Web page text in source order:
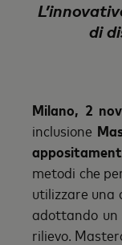
di
Milano, 2
inclusione
metodi che
utilizzare una
adottando un
rilievo.